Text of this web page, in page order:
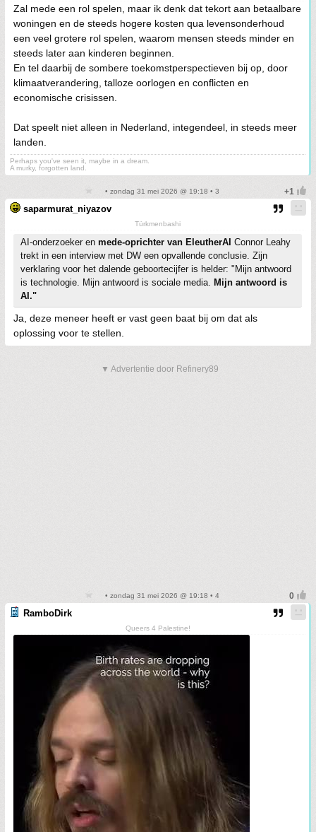
Zal mede een rol spelen, maar ik denk dat tekort aan betaalbare
woningen en de steeds hogere kosten qua levensonderhoud
een veel grotere rol spelen, waarom mensen steeds minder en
steeds later aan kinderen beginnen.
En tel daarbij de sombere toekomstperspectieven bij op, door
klimaatverandering, talloze oorlogen en conflicten en
economische crisissen.
Dat speelt niet alleen in Nederland, integendeel, in steeds meer
landen.
Perhaps you've seen it, maybe in a dream.
A murky, forgotten land.
• zondag 31 mei 2026 @ 19:18 • 3
saparmurat_niyazov
Türkmenbashi
AI-onderzoeker en mede-oprichter van EleutherAI Connor Leahy
trekt in een interview met DW een opvallende conclusie. Zijn
verklaring voor het dalende geboortecijfer is helder: "Mijn antwoord
is technologie. Mijn antwoord is sociale media. Mijn antwoord is
AI."
Ja, deze meneer heeft er vast geen baat bij om dat als
oplossing voor te stellen.
▼ Advertentie door Refinery89
• zondag 31 mei 2026 @ 19:18 • 4
RamboDirk
Queers 4 Palestine!